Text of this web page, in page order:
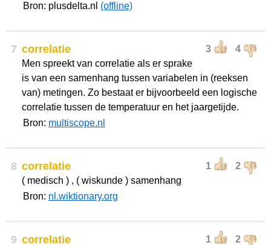
Bron: plusdelta.nl (offline)
7 3 4
correlatie
Men spreekt van correlatie als er sprake
is van een samenhang tussen variabelen in (reeksen
van) metingen. Zo bestaat er bijvoorbeeld een logische
correlatie tussen de temperatuur en het jaargetijde.
Bron: multiscope.nl
8 1 2
correlatie
( medisch ) , ( wiskunde ) samenhang
Bron: nl.wiktionary.org
9 1 2
correlatie